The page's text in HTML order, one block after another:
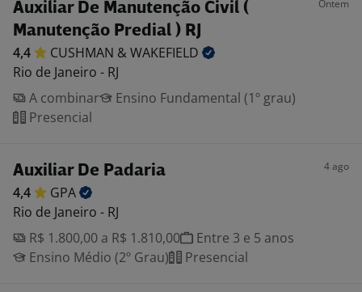
Auxiliar De Manutenção Civil (
Manutenção Predial ) RJ
Ontem
4,4 CUSHMAN & WAKEFIELD
Rio de Janeiro - RJ
A combinar
Ensino Fundamental (1º grau)
Presencial
Auxiliar De Padaria 4 ago
4,4
GPA
Rio de Janeiro - RJ
R$ 1.800,00 a R$ 1.810,00
Entre 3 e 5 anos
Ensino Médio (2º Grau)
Presencial